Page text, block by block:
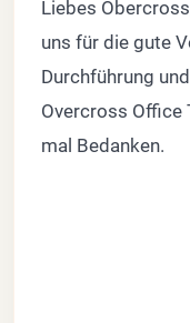
Liebes
uns für die gute
Durchführung
Overcross Office
mal Bedanken.